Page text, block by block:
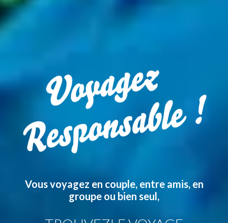
Vous voyagez en couple, entre amis, en
groupe ou bien seul,